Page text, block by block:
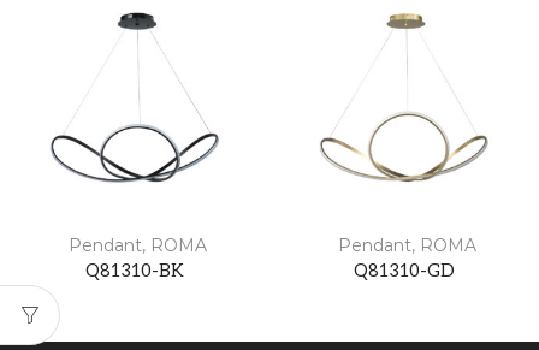
Pendant, ROMA
Q81310-BK
Pendant, ROMA
Q81310-GD